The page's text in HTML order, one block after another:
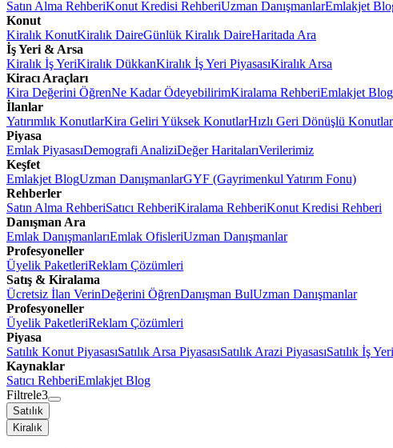
Satın Alma RehberiKonut Kredisi RehberiUzman DanışmanlarEmlakjet
Konut
Kiralık KonutKiralık DaireGünlük Kiralık DaireHaritada Ara
İş Yeri & Arsa
Kiralık İş YeriKiralık DükkanKiralık İş Yeri PiyasasıKiralık Arsa
Kiracı Araçları
Kira Değerini ÖğrenNe Kadar ÖdeyebilirimKiralama RehberiEmlakjet Blog
İlanlar
Yatırımlık KonutlarKira Geliri Yüksek KonutlarHızlı Geri Dönüşlü Konutlar
Piyasa
Emlak PiyasasıDemografi AnaliziDeğer HaritalarıVerilerimiz
Keşfet
Emlakjet BlogUzman DanışmanlarGYF (Gayrimenkul Yatırım Fonu)
Rehberler
Satın Alma RehberiSatıcı RehberiKiralama RehberiKonut Kredisi Rehberi
Danışman Ara
Emlak DanışmanlarıEmlak OfisleriUzman Danışmanlar
Profesyoneller
Üyelik PaketleriReklam Çözümleri
Satış & Kiralama
Ücretsiz İlan VerinDeğerini ÖğrenDanışman BulUzman Danışmanlar
Profesyoneller
Üyelik PaketleriReklam Çözümleri
Piyasa
Satılık Konut PiyasasıSatılık Arsa PiyasasıSatılık Arazi PiyasasıSatılık İş
Kaynaklar
Satıcı RehberiEmlakjet Blog
Filtrele3
Satılık
Kiralık